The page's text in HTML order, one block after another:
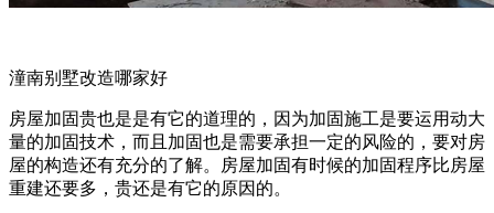
潼南别墅改造哪家好
房屋加固贵也是是有它的道理的，因为加固施工是要运用动大
量的加固技术，而且加固也是需要承担一定的风险的，要对房
屋的构造还有充分的了解。房屋加固有时候的加固程序比房屋
重建还要多，贵还是有它的原因的。